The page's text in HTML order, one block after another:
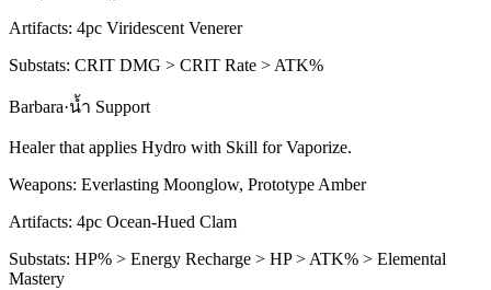
Artifacts: 4pc Viridescent Venerer
Substats: CRIT DMG > CRIT Rate > ATK%
Barbara·น้ำ Support
Healer that applies Hydro with Skill forVaporize.
Weapons: Everlasting Moonglow, Prototype Amber
Artifacts: 4pc Ocean-Hued Clam
Substats: HP% > Energy Recharge > HP > ATK% > Elemental
Mastery